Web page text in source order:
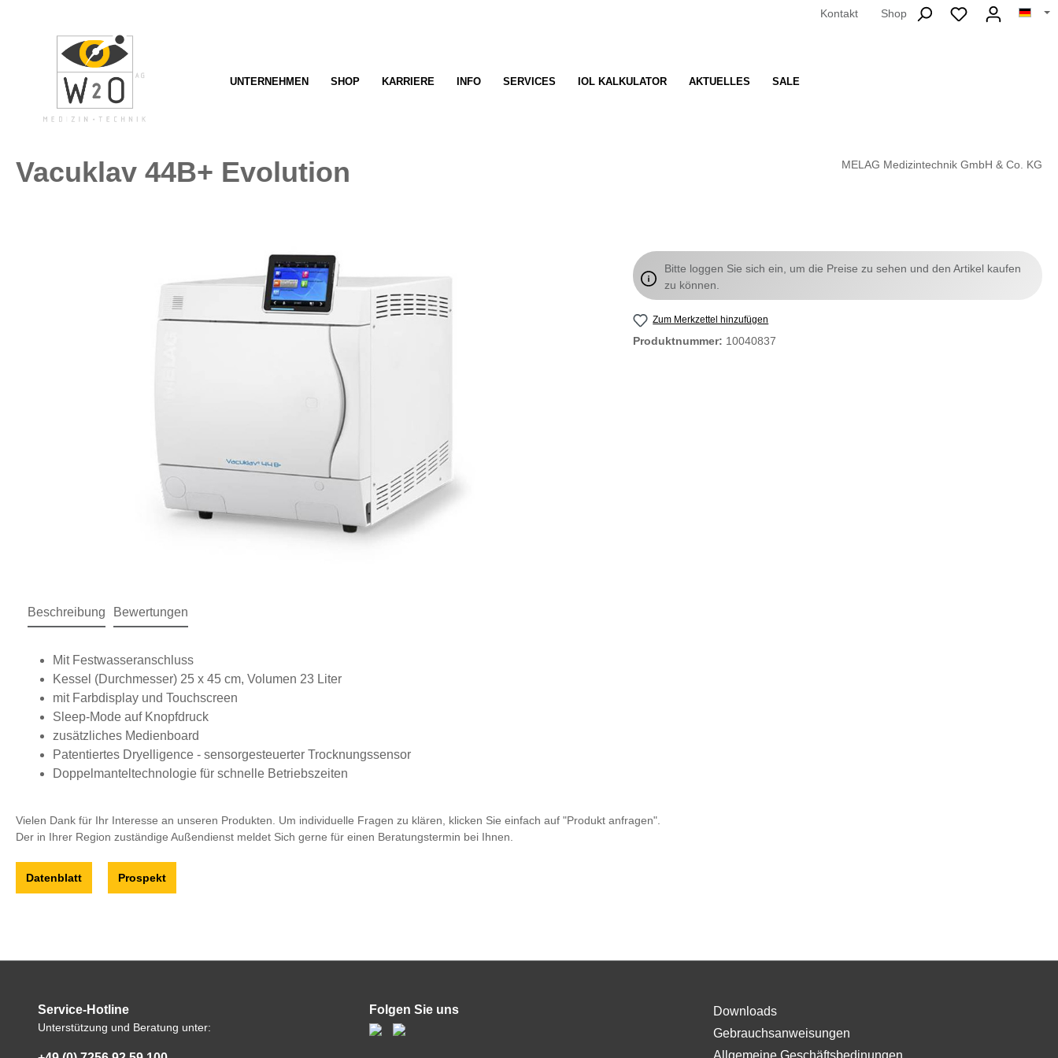
Kontakt Shop
UNTERNEHMEN SHOP KARRIERE INFO SERVICES IOL KALKULATOR AKTUELLES SALE
Vacuklav 44B+ Evolution MELAG Medizintechnik GmbH & Co. KG
Bitte loggen Sie sich ein, um die Preise zu sehen und den Artikel kaufen
zu können.
Zum Merkzettel hinzufügen
Produktnummer: 10040837
Beschreibung Bewertungen
Mit Festwasseranschluss
Kessel (Durchmesser) 25 x 45 cm, Volumen 23 Liter
mit Farbdisplay und Touchscreen
Sleep-Mode auf Knopfdruck
zusätzliches Medienboard
Patentiertes Dryelligence - sensorgesteuerter Trocknungssensor
Doppelmanteltechnologie für schnelle Betriebszeiten
Vielen Dank für Ihr Interesse an unseren Produkten. Um individuelle Fragen zu klären, klicken Sie einfach auf "Produkt anfragen".
Der in Ihrer Region zuständige Außendienst meldet Sich gerne für einen Beratungstermin bei Ihnen.
Datenblatt Prospekt
Service-Hotline
Unterstützung und Beratung unter:
Folgen Sie uns
Downloads
Gebrauchsanweisungen